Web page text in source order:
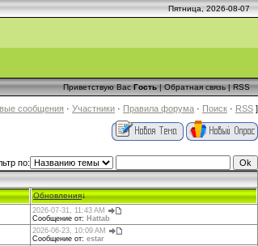
Пятница, 2026-08-07
Приветствую Вас Гость|Обратная связь|RSS
сообщения · Участники · Правила форума · Поиск · RSS ]
по:
Обновления↓
2026-07-31, 11:43 AM
Сообщение от: Hattab
2026-06-23, 10:09 AM
Сообщение от: estar